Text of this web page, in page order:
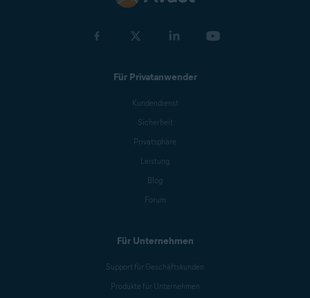
Für Privatanwender
Kundendienst
Sicherheit
Privatsphäre
Leistung
Blog
Forum
Für Unternehmen
Support für Geschäftskunden
Produkte für Unternehmen